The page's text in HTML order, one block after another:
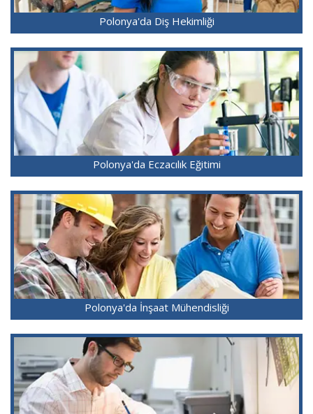
Polonya'da Diş Hekimliği
Polonya'da Eczacılık Eğitimi
Polonya'da İnşaat Mühendisliği